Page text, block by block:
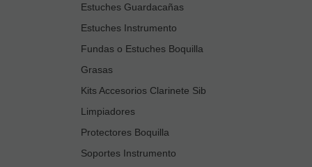
Estuches Guardacañas
Estuches Instrumento
Fundas o Estuches Boquilla
Grasas
Kits Accesorios Clarinete Sib
Limpiadores
Protectores Boquilla
Soportes Instrumento